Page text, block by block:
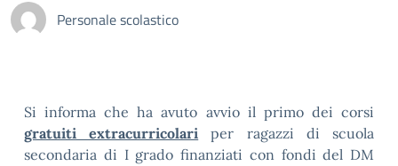
Personale scolastico
Si informa che ha avuto avvio il primo dei corsi
gratuiti extracurricolari per ragazzi di scuola
secondaria di I grado finanziati con fondi del DM